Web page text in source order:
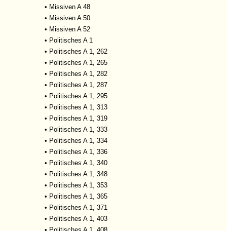
• Missiven A 48
• Missiven A 50
• Missiven A 52
• Politisches A 1
• Politisches A 1, 262
• Politisches A 1, 265
• Politisches A 1, 282
• Politisches A 1, 287
• Politisches A 1, 295
• Politisches A 1, 313
• Politisches A 1, 319
• Politisches A 1, 333
• Politisches A 1, 334
• Politisches A 1, 336
• Politisches A 1, 340
• Politisches A 1, 348
• Politisches A 1, 353
• Politisches A 1, 365
• Politisches A 1, 371
• Politisches A 1, 403